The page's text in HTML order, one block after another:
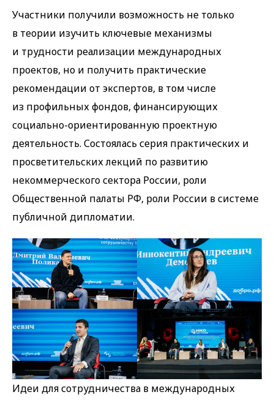
Участники получили возможность не только
в теории изучить ключевые механизмы
и трудности реализации международных
проектов, но и получить практические
рекомендации от экспертов, в том числе
из профильных фондов, финансирующих
социально-ориентированную проектную
деятельность. Состоялась серия практических и
просветительских лекций по развитию
некоммерческого сектора России, роли
Общественной палаты РФ, роли России в системе
публичной дипломатии.
Идеи для сотрудничества в международных